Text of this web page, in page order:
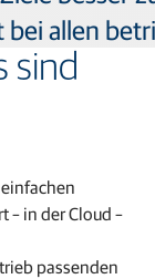
allen
sind
– in der Cloud –
passenden